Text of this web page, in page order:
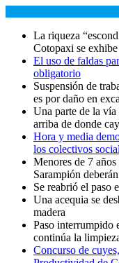
La riqueza
Cotopaxi se
El uso de faldas
obligatorio
Suspensión de
es por daño en
Una parte de la
arriba de donde
Hora y media
los colectivos
Menores de 7
Sarampión
Se reabrió el paso
Una acequia se
madera
Paso interrumpido
continúa la
Concurso de